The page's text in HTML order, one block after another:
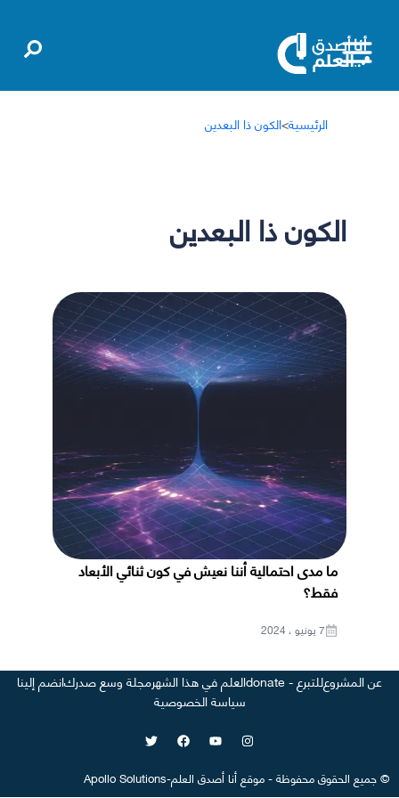
الرئيسية>الكون ذا البعدين
الكون ذا البعدين
ما مدى احتمالية أننا نعيش في كون ثنائي الأبعاد
فقط؟
7 يونيو ، 2024
عن المشروعللتبرع - donate العلم في هذا الشهرمجلة وسع صدركانضم إلينا
سياسة الخصوصية
©جميع الحقوق محفوظة-موقعأنا أصدق العلم-
Apollo Solutions